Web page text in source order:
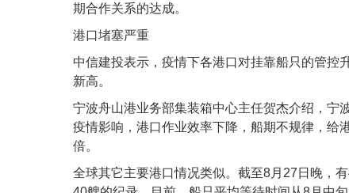
期合作关系的达成。
港口堵塞严重
中信建投表示，疫情下各港口对挂靠船只的管控
新高。
宁波舟山港业务部集装箱中心主任贺杰介绍，宁
疫情影响，港口作业效率下降，船期不规律，给
倍。
全球其它主要港口情况类似。截至8月27日晚，